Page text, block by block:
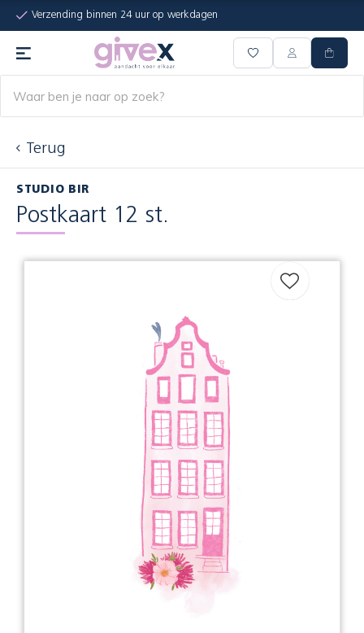
Verzending binnen 24 uur op werkdagen
Terug
STUDIO BIR
Postkaart 12 st.